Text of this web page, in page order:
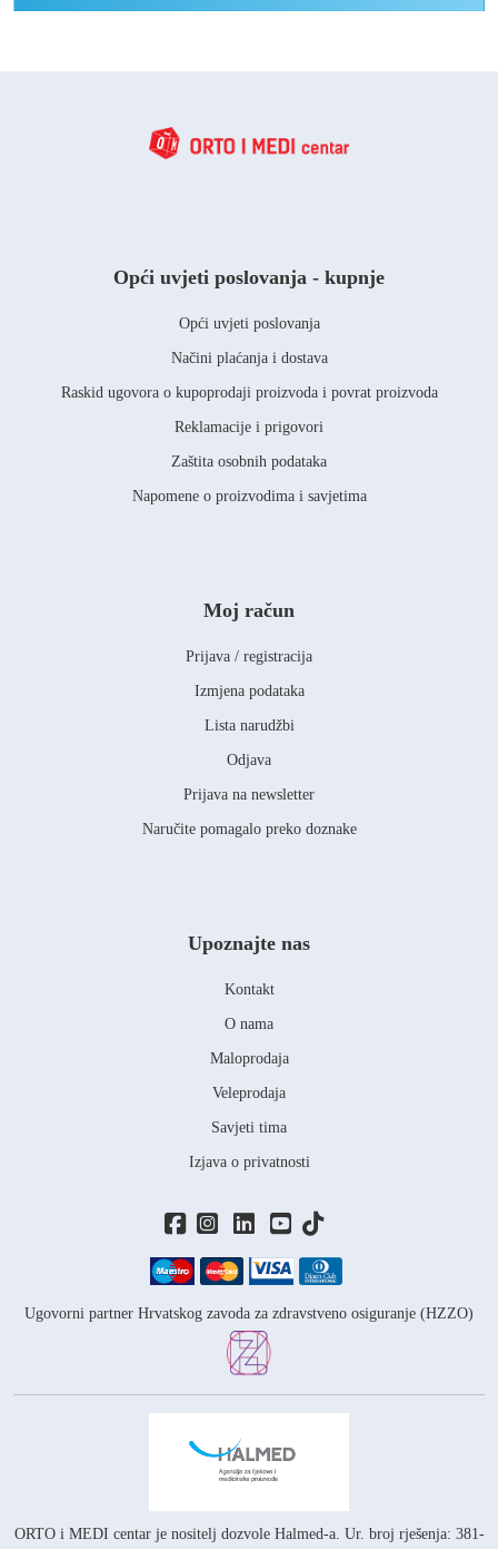
Opći uvjeti poslovanja - kupnje
Opći uvjeti poslovanja
Načini plaćanja i dostava
Raskid ugovora o kupoprodaji proizvoda i povrat proizvoda
Reklamacije i prigovori
Zaštita osobnih podataka
Napomene o proizvodima i savjetima
Moj račun
Prijava / registracija
Izmjena podataka
Lista narudžbi
Odjava
Prijava na newsletter
Naručite pomagalo preko doznake
Ugovorni partner Hrvatskog zavoda za zdravstveno osiguranje (HZZO)
ORTO i MEDI centar je nositelj dozvole Halmed-a. Ur. broj rješenja: 381-
Upoznajte nas
Kontakt
O nama
Maloprodaja
Veleprodaja
Savjeti tima
Izjava o privatnosti